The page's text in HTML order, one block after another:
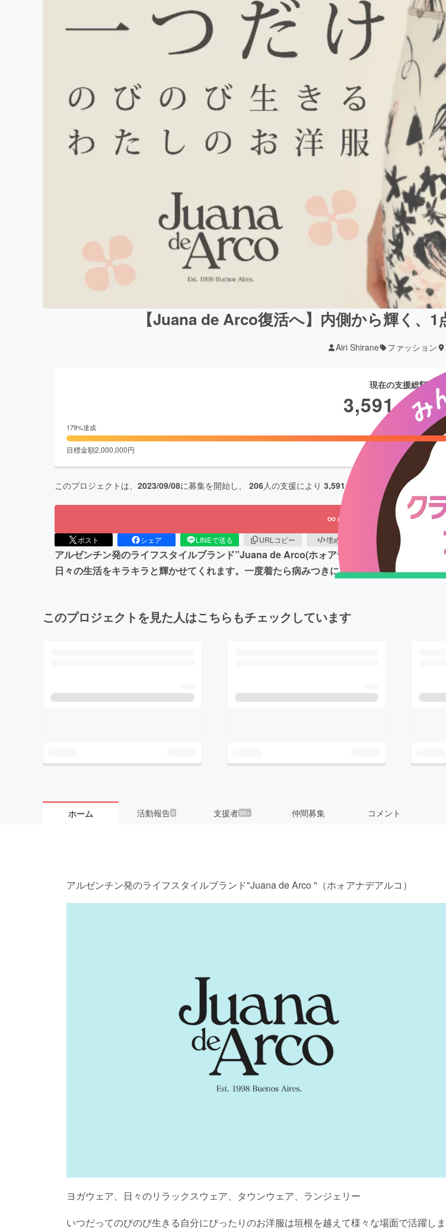
【Juana de Arco復活へ】内側から輝く、
Airi Shirane ファッション
現在の支援総額
3,591,900
179%達成
目標金額2,000,000円
このプロジェクトは、 2023/09/08に募集を開始し、 206人の支援により 3,591,900 円の資金を集め、
もう一度プロジェクトをやってほ
ポスト シェア LINEで送る URLコピー 埋め込み QRコード
アルゼンチン発のライフスタイルブランド”Juana de Arco(ホォアナデアルコ）”復活プロ
日々の生活をキラキラと輝かせてくれます。一度着たら病みつきになるJuana de Arcoの
このプロジェクトを見た人はこちらもチェックしています
ホーム 活動報告9 支援者99+ 仲間募集 コメント
アルゼンチン発のライフスタイルブランド"Juana de Arco "（ホォアナデアルコ）
ヨガウェア、日々のリラックスウェア、タウンウェア、ランジェリー
いつだってのびのび生きる自分にぴったりのお洋服は垣根を越えて様々な場面で活躍しま